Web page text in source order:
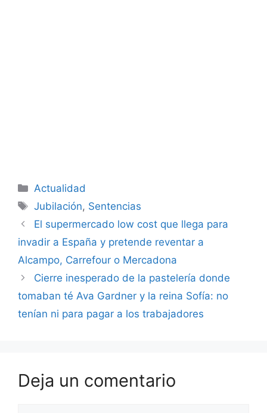
Categorías
Actualidad
Etiquetas
Jubilación, Sentencias
El supermercado low cost que llega para
invadir a España y pretende reventar a
Alcampo, Carrefour o Mercadona
Cierre inesperado de la pastelería donde
tomaban té Ava Gardner y la reina Sofía: no
tenían ni para pagar a los trabajadores
Deja un comentario